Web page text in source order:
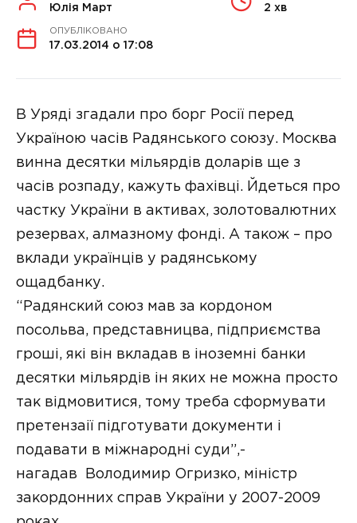
Юлія Март 2 хв
ОПУБЛІКОВАНО
17.03.2014 о 17:08
В Уряді згадали про борг Росії перед
Україною часів Радянського союзу. Москва
винна десятки мільярдів доларів ще з
часів розпаду, кажуть фахівці. Йдеться про
частку України в активах, золотовалютних
резервах, алмазному фонді. А також – про
вклади українців у радянському
ощадбанку.
“Радянский союз мав за кордоном
посольва, представницва, підприємства
гроші, які він вкладав в іноземні банки
десятки мільярдів ін яких не можна просто
так відмовитися, тому треба сформувати
претензаії підготувати документи і
подавати в міжнародні суди”,-
нагадав Володимир Огризко, міністр
закордонних справ України у 2007-2009